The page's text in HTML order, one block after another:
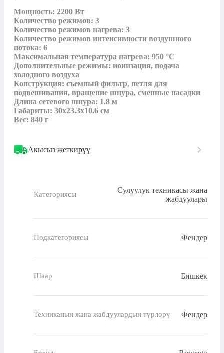
Мощность: 2200 Вт
Количество режимов: 3
Количество режимов нагрева: 3
Количество режимов интенсивности воздушного
потока: 6
Максимальная температура нагрева: 950 °С
Дополнительные режимы: ионизация, подача
холодного воздуха
Конструкция: съемный фильтр, петля для
подвешивания, вращение шнура, сменные насадки
Длина сетевого шнура: 1.8 м
Габариты: 30х23.3х10.6 см
Вес: 840 г
Акысыз жеткирүү
Категориясы
Сулуулук техникасы жана
жабдуулары
Подкатегориясы Фендер
Шаар Бишкек
Техниканын жана жабдуулардын түрлөрү Фендер